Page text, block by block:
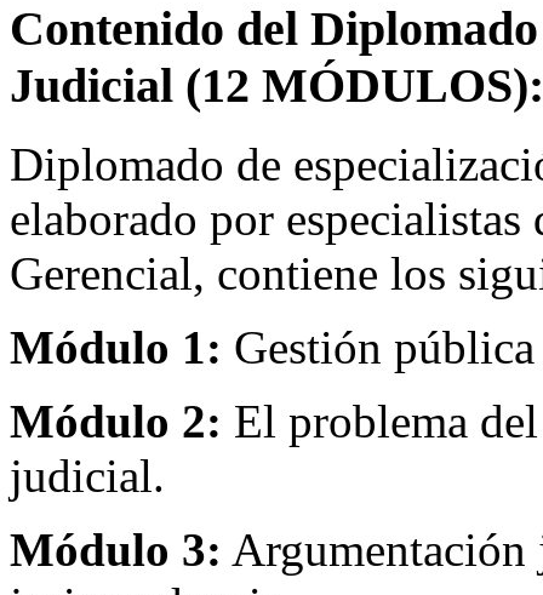
Contenido del
Judicial (12 MÓDULOS):
Diplomado de
elaborado por
Gerencial, contiene los
Módulo 1: Gestión
Módulo 2: El problema
judicial.
Módulo 3: